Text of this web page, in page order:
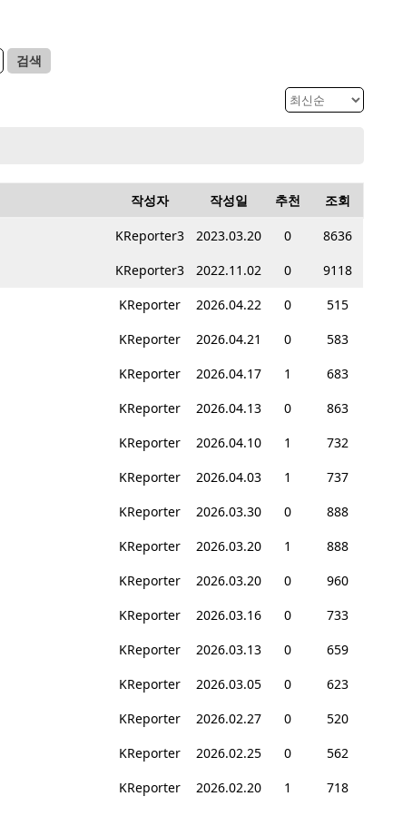
검색
작성자 작성일 추천 조회
KReporter3 2023.03.20 0
8636
KReporter3 2022.11.02 0
9118
KReporter 2026.04.22 0
515
KReporter 2026.04.21 0
583
KReporter 2026.04.17 1
683
KReporter 2026.04.13 0
863
KReporter 2026.04.10 1
732
KReporter 2026.04.03 1
737
KReporter 2026.03.30 0
888
KReporter 2026.03.20 1
888
KReporter 2026.03.20 0
960
KReporter 2026.03.16 0
733
KReporter 2026.03.13 0
659
KReporter 2026.03.05 0
623
KReporter 2026.02.27 0
520
KReporter 2026.02.25 0
562
KReporter 2026.02.20 1
718